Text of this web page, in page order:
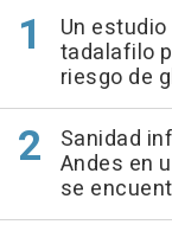
Un
tadalafilo
riesgo de
Sanidad
Andes en
se